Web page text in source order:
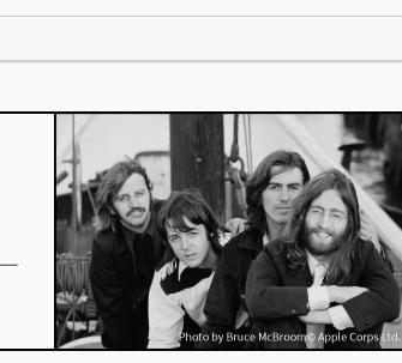
ノスタルジアを帯び、
その音に導かれたと語
るbutajiは、多層的で
静かな言葉とメロディ
を紡ぎ出します。クィ
アであることを公言し
てきた彼の視点は、
我々の内奥に潜む揺ら
ぎや希求を、浮かび上
がらせていきます。 そ
こに重なるアイナ・
ノスタルジアを帯び、
その音に導かれたと語
るbutajiは、多層的で
静かな言葉とメロディ
を紡ぎ出します。クィ
アであることを公言し
てきた彼の視点は、
我々の内奥に潜む揺ら
ぎや希求を、浮かび上
がらせていきます。 そ
こに重なるアイナ・